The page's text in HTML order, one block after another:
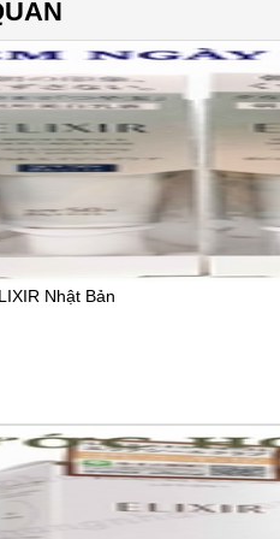
Nhật Bản